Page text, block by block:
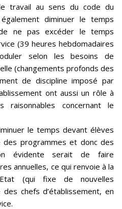
travail au sens du code du
diminuer le temps
ne pas excéder le temps
(39 heures hebdomadaires
selon les besoins de
(changements profonds des
de discipline imposé par
ont aussi un rôle à
concernant le
le temps devant élèves
programmes et donc des
évidente serait de faire
annuelles, ce qui renvoie à la
(qui fixe de nouvelles
chefs d’établissement, en